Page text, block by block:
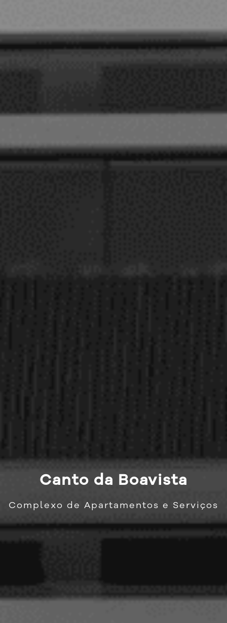
Canto da Boavista
Complexo de Apartamentos e Serviços